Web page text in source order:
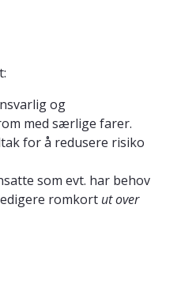
og
med særlige farer.
for å redusere risiko
som evt. har behov
romkort ut over